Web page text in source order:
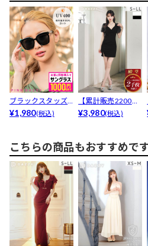
ブラックスタッズ
サングラス
¥1,980(税込)
【累計販売2200枚
以上】SEXYカシ...
¥3,980(税込)
こちらの商品もおすすめで